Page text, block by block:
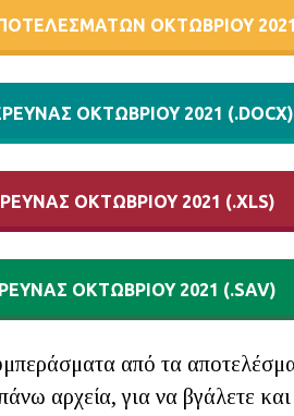
ΟΚΤΩΒΡΙΟΥ 2021
ΟΚΤΩΒΡΙΟΥ 2021 (.DOCX)
ΟΚΤΩΒΡΙΟΥ 2021 (.XLS)
ΟΚΤΩΒΡΙΟΥ 2021 (.SAV)
από τα
αρχεία, για να βγάλετε